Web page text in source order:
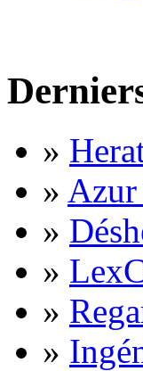
»
»
»
»
»
»